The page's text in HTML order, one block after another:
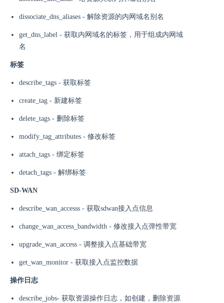
dissociate_dns_aliases - 解除资源的内网域名别名
get_dns_label - 获取内网域名的标签，用于组成内网域
名
标签
describe_tags - 获取标签
create_tag - 新建标签
delete_tags - 删除标签
modify_tag_attributes - 修改标签
attach_tags - 绑定标签
detach_tags - 解绑标签
SD-WAN
describe_wan_accesss - 获取sdwan接入点信息
change_wan_access_bandwidth - 修改接入点弹性带宽
upgrade_wan_access - 调整接入点基础带宽
get_wan_monitor - 获取接入点监控数据
操作日志
describe_jobs- 获取资源操作日志，如创建，删除资源